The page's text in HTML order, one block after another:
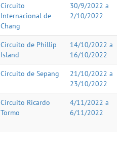
Circuito
Internacional de
Chang
30/9/2022 a
2/10/2022
Circuito de Phillip
Island
14/10/2022 a
16/10/2022
Circuito de Sepang
21/10/2022 a
23/10/2022
Circuito Ricardo
Tormo
4/11/2022 a
6/11/2022